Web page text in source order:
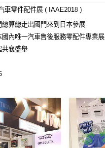
車零件配件展 ( IAAE2018 )
算總走出國門來到日本參展
內唯一汽車售後服務零配件專業展
共襄盛舉